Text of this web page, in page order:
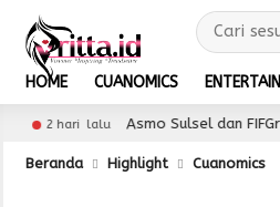
HOME CUANOMICS
Asmo Sulsel dan FIFGroup Kolaborasi
Beranda Highlight Cuanomics